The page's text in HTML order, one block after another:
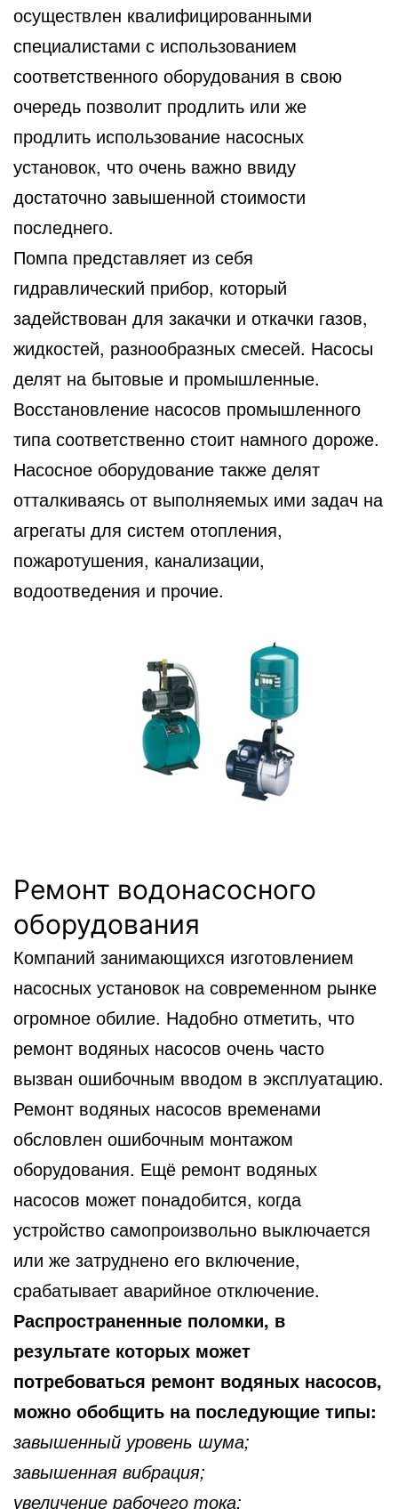
осуществлен квалифицированными
специалистами с использованием
соответственного оборудования в свою
очередь позволит продлить или же
продлить использование насосных
установок, что очень важно ввиду
достаточно завышенной стоимости
последнего.
Помпа представляет из себя
гидравлический прибор, который
задействован для закачки и откачки газов,
жидкостей, разнообразных смесей. Насосы
делят на бытовые и промышленные.
Восстановление насосов промышленного
типа соответственно стоит намного дороже.
Насосное оборудование также делят
отталкиваясь от выполняемых ими задач на
агрегаты для систем отопления,
пожаротушения, канализации,
водоотведения и прочие.
Ремонт водонасосного
оборудования
Компаний занимающихся изготовлением
насосных установок на современном рынке
огромное обилие. Надобно отметить, что
ремонт водяных насосов очень часто
вызван ошибочным вводом в эксплуатацию.
Ремонт водяных насосов временами
обсловлен ошибочным монтажом
оборудования. Ещё ремонт водяных
насосов может понадобится, когда
устройство самопроизвольно выключается
или же затруднено его включение,
срабатывает аварийное отключение.
Распространенные поломки, в
результате которых может
потребоваться ремонт водяных насосов,
можно обобщить на последующие типы:
завышенный уровень шума;
завышенная вибрация;
увеличение рабочего тока;